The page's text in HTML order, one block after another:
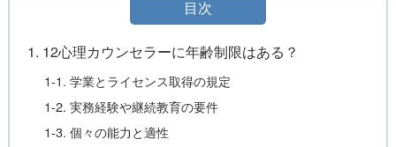
目次
1. 12心理カウンセラーに年齢制限はある？
1-1. 学業とライセンス取得の規定
1-2. 実務経験や継続教育の要件
1-3. 個々の能力と適性